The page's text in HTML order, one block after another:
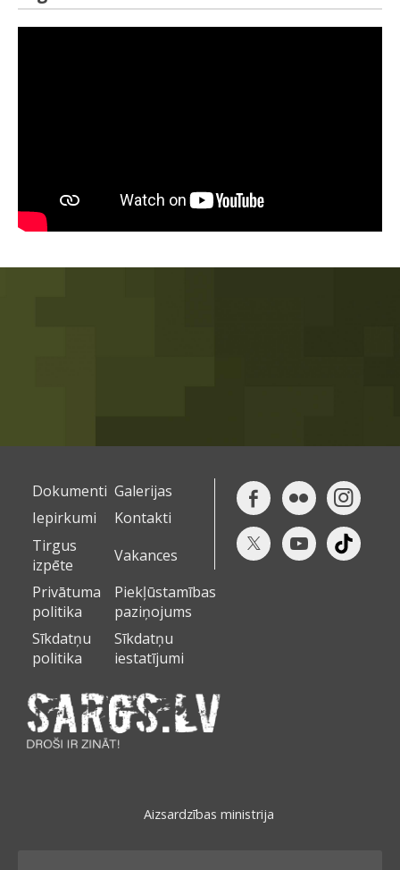
Dokumenti Galerijas
Iepirkumi
Kontakti
Tirgus
izpēte
Vakances
Privātuma
politika
Piekļūstamības
paziņojums
Sīkdatņu
politika
Sīkdatņu
iestatījumi
Aizsardzības ministrija